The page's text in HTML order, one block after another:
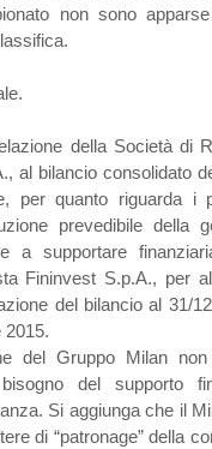
non sono
della Società di
al bilancio consolidato
per quanto riguarda i
prevedibile della
a supportare
Fininvest S.p.A., per
del bilancio al 31/
2015.
del Gruppo Milan
del supporto
Si aggiunga che il
di “patronage” della